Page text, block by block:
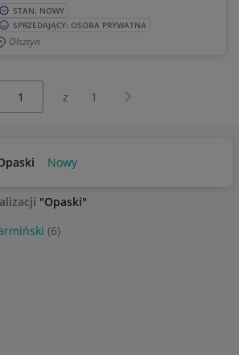
STAN: NOWY
SPRZEDAJĄCY: OSOBA PRYWATNA
Olsztyn
z 1 Następna strona
Nowy
"Opaski"
(6)